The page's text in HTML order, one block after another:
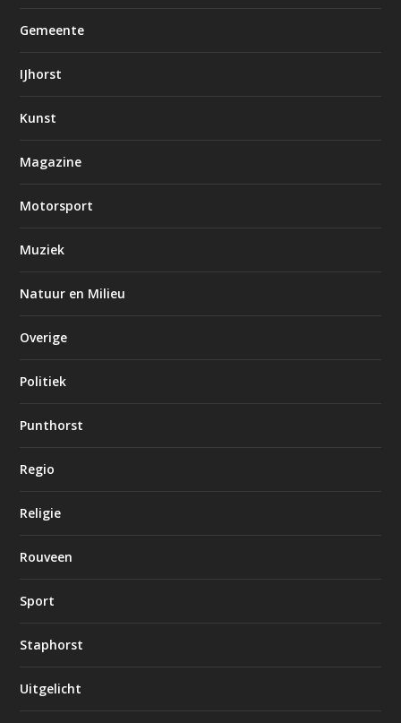
Gemeente
IJhorst
Kunst
Magazine
Motorsport
Muziek
Natuur en Milieu
Overige
Politiek
Punthorst
Regio
Religie
Rouveen
Sport
Staphorst
Uitgelicht